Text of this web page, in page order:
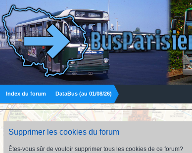
Index du forum DataBus (au 01/08/26)
Supprimer les cookies du forum
Êtes-vous sûr de vouloir supprimer tous les cookies de ce forum?